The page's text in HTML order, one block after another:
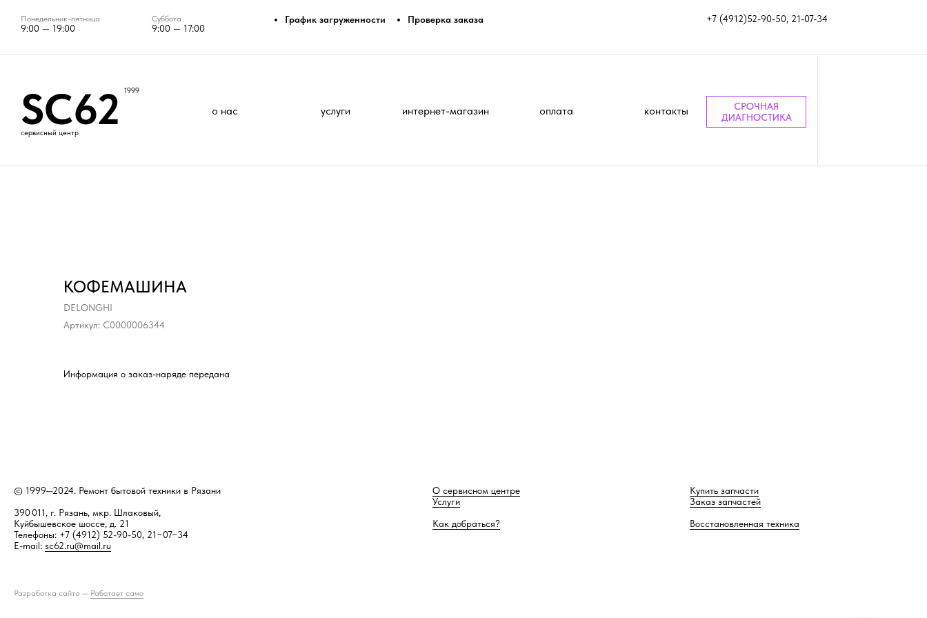
Понедельник-пятница
9:00 — 19:00
+7 (4912)52-90-50, 21-07-34
услуги
Суббота
9:00 — 17:00
интернет-магазин оплата контакты
о нас
График загруженности Проверка заказа
SC62 1999
сервисный центр
СРОЧНАЯ
ДИАГНОСТИКА
КОФЕМАШИНА
DELONGHI
Артикул: С0000006344
Информация о заказ-наряде передана
Разработка сайта — Работает само
© 1999—2024. Ремонт бытовой техники в Рязани
390 011, г. Рязань, мкр. Шлаковый,
Куйбышевское шоссе, д. 21
Телефоны: +7 (4912) 52-90-50, 21−07−34
E-mail: sc62.ru@mail.ru
О сервисном центре
Услуги
Как добраться?
Купить запчасти
Заказ запчастей
Восстановленная техника